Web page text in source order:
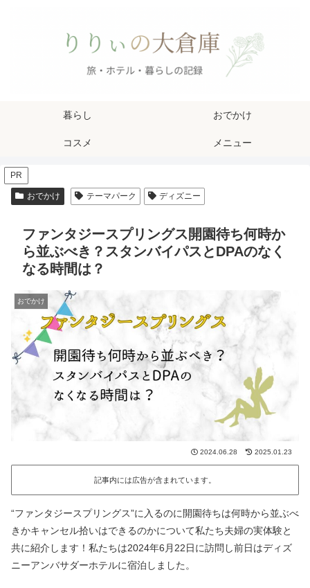
暮らし おでかけ
コスメ メニュー
PR
おでかけ テーマパーク ディズニー
ファンタジースプリングス開園待ち何時か
ら並ぶべき？スタンバイパスとDPAのなく
なる時間は？
おでかけ
2024.06.28 2025.01.23
記事内には広告が含まれています。
“ファンタジースプリングス”に入るのに開園待ちは何時から並ぶべ
きかキャンセル拾いはできるのかについて私たち夫婦の実体験と
共に紹介します！私たちは2024年6月22日に訪問し前日はディズ
ニーアンバサダーホテルに宿泊しました。